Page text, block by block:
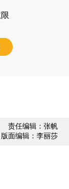
责任编辑：张帆
版面编辑：李丽莎